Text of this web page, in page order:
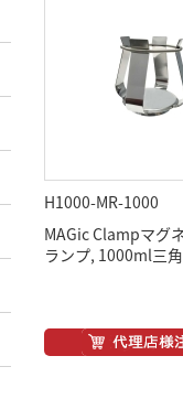
H1000-MR-1000
MAGic Clampマグ
ランプ, 1000ml三